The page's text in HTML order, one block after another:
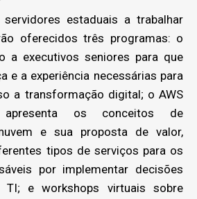
estaduais a trabalhar
oferecidos três programas: o
a executivos seniores para que
e a experiência necessárias para
a transformação digital; o AWS
apresenta os conceitos de
e sua proposta de valor,
tipos de serviços para os
por implementar decisões
TI; e workshops virtuais sobre